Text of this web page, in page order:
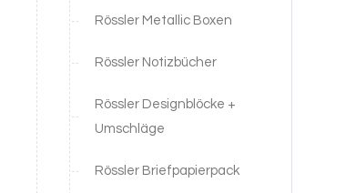
Rössler Metallic Boxen
Rössler Notizbücher
Rössler Designblöcke +
Umschläge
Rössler Briefpapierpack